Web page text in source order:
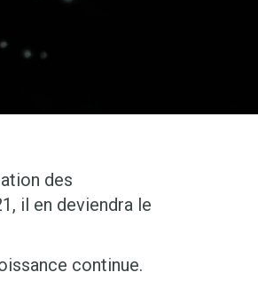
des
il en deviendra le
continue.